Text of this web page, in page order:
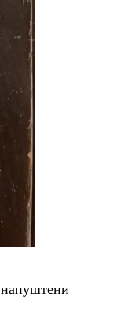
напуштени